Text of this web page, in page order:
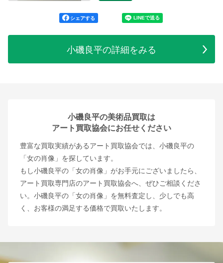
シェアする
小磯良平の詳細をみる
小磯良平の美術品買取は
アート買取協会にお任せください
豊富な買取実績があるアート買取協会では、小磯良平の
「女の肖像」を探しています。
もし小磯良平の「女の肖像」がお手元にございましたら、
アート買取専門店のアート買取協会へ、ぜひご相談くださ
い。小磯良平の「女の肖像」を無料査定し、少しでも高
く、お客様の満足する価格で買取いたします。